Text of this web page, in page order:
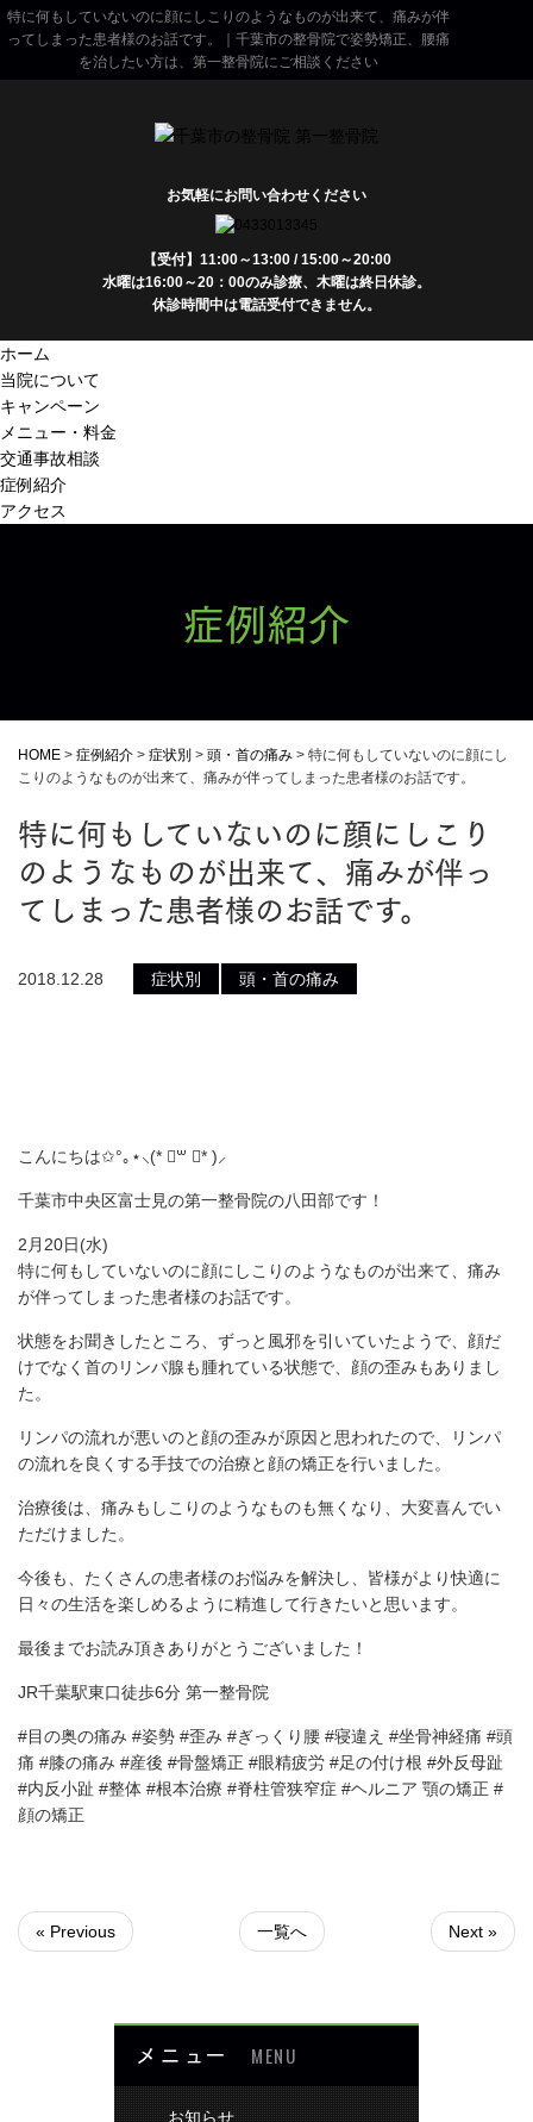
特に何もしていないのに顔にしこりのようなものが出来て、痛みが伴
ってしまった患者様のお話です。｜千葉市の整骨院で姿勢矯正、腰痛
を治したい方は、第一整骨院にご相談ください
お気軽にお問い合わせください
【受付】11:00～13:00 / 15:00～20:00
水曜は16:00～20：00のみ診療、木曜は終日休診。
休診時間中は電話受付できません。
ホーム
当院について
キャンペーン
メニュー・料金
交通事故相談
症例紹介
アクセス
症例紹介
HOME > 症例紹介 > 症状別 > 頭・首の痛み > 特に何もしていないのに顔にし
こりのようなものが出来て、痛みが伴ってしまった患者様のお話です。
特に何もしていないのに顔にしこり
のようなものが出来て、痛みが伴っ
てしまった患者様のお話です。
2018.12.28 症状別 頭・首の痛み
こんにちは✩°｡⋆⸜(* ॑꒳ ॑* )⸝
千葉市中央区富士見の第一整骨院の八田部です！
2月20日(水)
特に何もしていないのに顔にしこりのようなものが出来て、痛み
が伴ってしまった患者様のお話です。
状態をお聞きしたところ、ずっと風邪を引いていたようで、顔だ
けでなく首のリンパ腺も腫れている状態で、顔の歪みもありまし
た。
リンパの流れが悪いのと顔の歪みが原因と思われたので、リンパ
の流れを良くする手技での治療と顔の矯正を行いました。
治療後は、痛みもしこりのようなものも無くなり、大変喜んでい
ただけました。
今後も、たくさんの患者様のお悩みを解決し、皆様がより快適に
日々の生活を楽しめるように精進して行きたいと思います。
最後までお読み頂きありがとうございました！
JR千葉駅東口徒歩6分 第一整骨院
#目の奥の痛み #姿勢 #歪み #ぎっくり腰 #寝違え #坐骨神経痛 #頭
痛 #膝の痛み #産後 #骨盤矯正 #眼精疲労 #足の付け根 #外反母趾
#内反小趾 #整体 #根本治療 #脊柱管狭窄症 #ヘルニア 顎の矯正 #
顔の矯正
« Previous 一覧へ Next »
メニュー MENU
お知らせ